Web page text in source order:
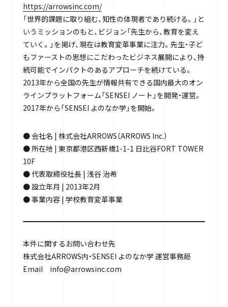
https://arrowsinc.com/
「世界的課題に取り組む、知性の体現者であり続ける。」と
いうミッションのもと、ビジョン「先生から、教育を変え
ていく。」を掲げ、現在は教育変革事業に注力。先生・子ど
もファーストの思想にこだわったビジネス展開により、持
続可能でインパクトのあるアプローチを続けている。
2013年から全国の先生が情報共有できる国内最大のオン
ラインプラットフォーム「SENSEI ノート」を開発・運営。
2017年から「SENSEI よのなか学」を開始。
● 会社名 | 株式会社ARROWS（ARROWS Inc.）
● 所在地 | 東京都港区西新橋1-1-1 日比谷FORT TOWER
10F
● 代表取締役社長 | 浅谷 治希
● 設立年月 | 2013年2月
● 事業内容 | 学校教育変革事業
本件に関するお問い合わせ先
株式会社ARROWS内・SENSEI よのなか学 運営事務局
Email info@arrowsinc.com